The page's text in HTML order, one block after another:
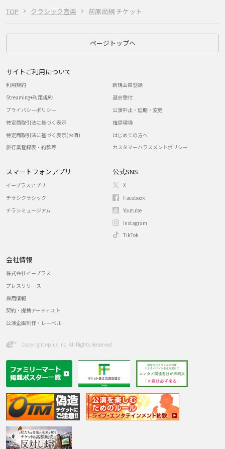
TOP クラシック音楽 前原尚規 チケット
ページトップへ
サイトご利用について
利用規約
Streaming+利用規約
プライバシーポリシー
特定商取引法に基づく表示
特定商取引法に基づく表示(お酒)
旅行業登録表・約款等
新規会員登録
退会受付
公演中止・延期・変更
推奨環境
はじめての方へ
カスタマーハラスメントポリシー
スマートフォンアプリ
イープラスアプリ
チラシクラシック
チラシミュージアム
公式SNS
X
Facebook
Youtube
Instagram
TikTok
会社情報
株式会社イープラス
プレスリリース
採用情報
契約・提携アーティスト
公演企画制作・レーベル
Copyright eplus inc. All Rights Reserved.